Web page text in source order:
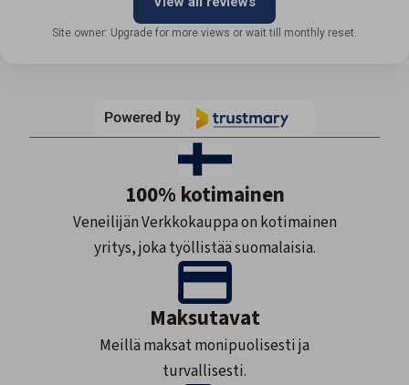
Site owner: Upgrade for more views or wait till monthly reset.
100% kotimainen
Veneilijän Verkkokauppa on kotimainen
yritys, joka työllistää suomalaisia.
Maksutavat
Meillä maksat monipuolisesti ja
turvallisesti.